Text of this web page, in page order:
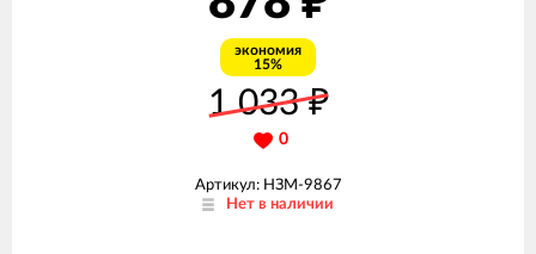
экономия
15%
1 033₽
0
Артикул: НЗМ-9867
Нет в наличии